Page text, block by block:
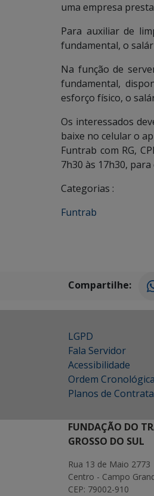
uma empresa
Para auxiliar de
fundamental, o
Na função de
fundamental,
esforço físico, o
Os interessados
baixe no celular o
Funtrab com RG,
7h30 às 17h30,
Categorias :
Funtrab
Compartilhe:
LGPD
Fala Servidor
Acessibilidade
Ordem
Planos de
FUNDAÇÃO DO
GROSSO DO SUL
Rua 13 de Maio 2773
Centro - Campo
CEP: 79002-910